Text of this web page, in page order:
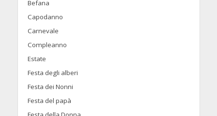
Befana
Capodanno
Carnevale
Compleanno
Estate
Festa degli alberi
Festa dei Nonni
Festa del papà